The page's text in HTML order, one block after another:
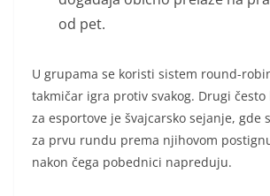
od pet.
U grupama se koristi sistem round-
takmičar igra protiv svakog. Drugi
za esportove je švajcarsko sejanje, gde
za prvu rundu prema njihovom
nakon čega pobednici napreduju.